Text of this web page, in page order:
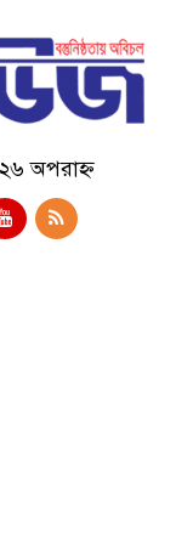
অপরাহ্ন